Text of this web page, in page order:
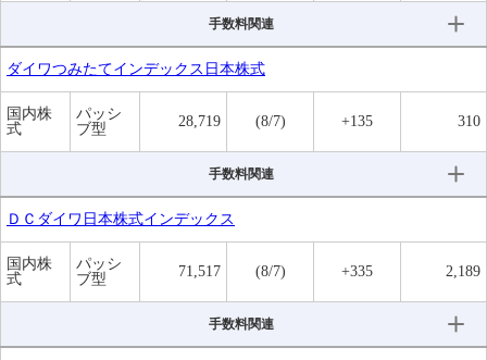
手数料関連
ダイワつみたてインデックス日本株式
国内株
式
パッシ
ブ型
28,719 (8/7) +135 310
手数料関連
ＤＣダイワ日本株式インデックス
国内株
式
パッシ
ブ型
71,517 (8/7) +335 2,189
手数料関連